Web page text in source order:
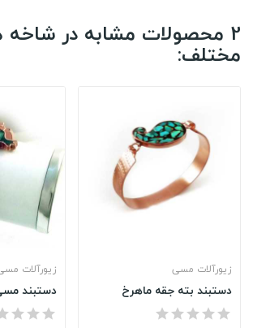
2 محصولات مشابه در
مختلف:
زیورآلات
دستبند
زیورآلات مسی
دستبند بته جقه ماهرخ